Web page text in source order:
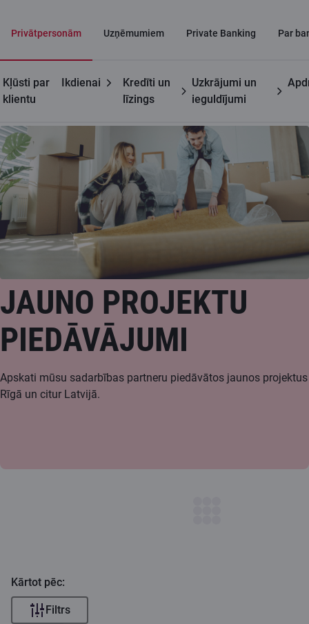
Privātpersonām Uzņēmumiem Private Banking Par
Kļūsti par
klientu
Ikdienai
Kredīti un
līzings
Uzkrājumi un
ieguldījumi
Privātpersonām
Hipotekārais
Jauno projektu
JAUNO PROJEKTU
PIEDĀVĀJUMI
Apskati mūsu sadarbības partneru piedāvātos jaunos projektus
Rīgā un citur Latvijā.
Kārtot pēc:
Filtrs